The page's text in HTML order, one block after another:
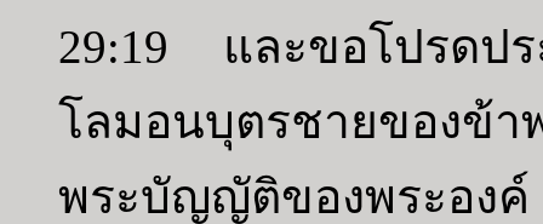
29:19 และขอโปรดปร
โลมอนบุตรชายของข้า
พระบัญญัติของพระอ